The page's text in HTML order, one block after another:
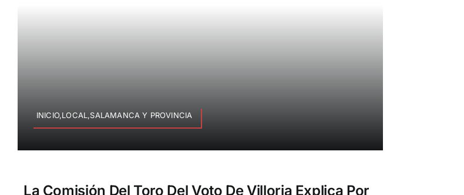
INICIO,LOCAL,SALAMANCA Y PROVINCIA
La Comisión Del Toro Del Voto De Villoria Explica Por